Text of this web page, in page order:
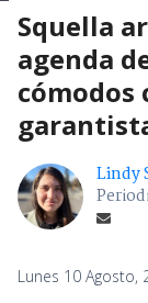
Squella
agenda
cómodos
Lindy
Lunes 10 Agosto,